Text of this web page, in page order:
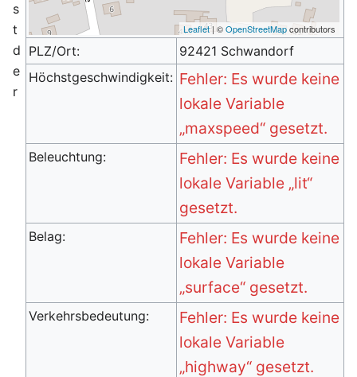
Leaflet| ©OpenStreetMapcontributors
PLZ/Ort:
92421 Schwandorf
Höchstgeschwindigkeit: Fehler: Es wurde keine
lokale Variable
„maxspeed“ gesetzt.
Beleuchtung:
Fehler: Es wurde keine
lokale Variable „lit“
gesetzt.
Belag:
Fehler: Es wurde keine
lokale Variable
„surface“ gesetzt.
Verkehrsbedeutung:
Fehler: Es wurde keine
lokale Variable
„highway“ gesetzt.
s
t
d
e
r